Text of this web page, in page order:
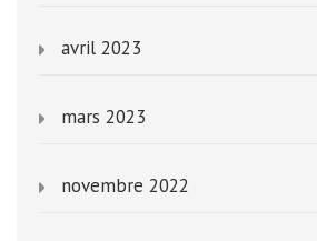
avril 2023
mars 2023
novembre 2022